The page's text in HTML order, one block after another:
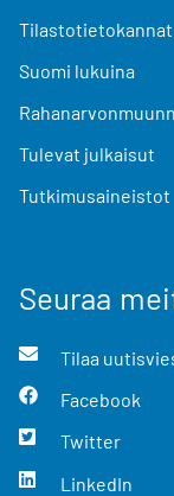
Tilastotietokannat
Suomi lukuina
Tulevat julkaisut
Tutkimusaineistot
Seuraa
Tilaa
Facebook
Twitter
LinkedIn